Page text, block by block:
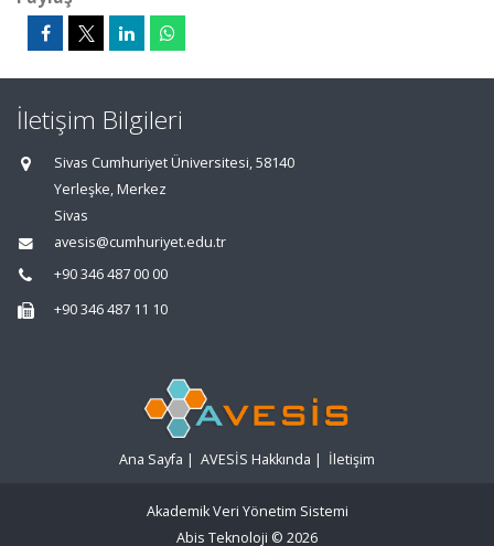
İletişim Bilgileri
Sivas Cumhuriyet Üniversitesi, 58140
Yerleşke, Merkez
Sivas
avesis@cumhuriyet.edu.tr
+90 346 487 00 00
+90 346 487 11 10
Ana Sayfa | AVESİS Hakkında | İletişim
Akademik Veri Yönetim Sistemi
Abis Teknoloji © 2026